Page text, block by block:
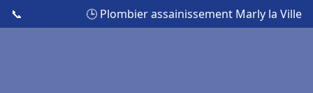
📞 🕒 Plombier assainissement Marly la Ville